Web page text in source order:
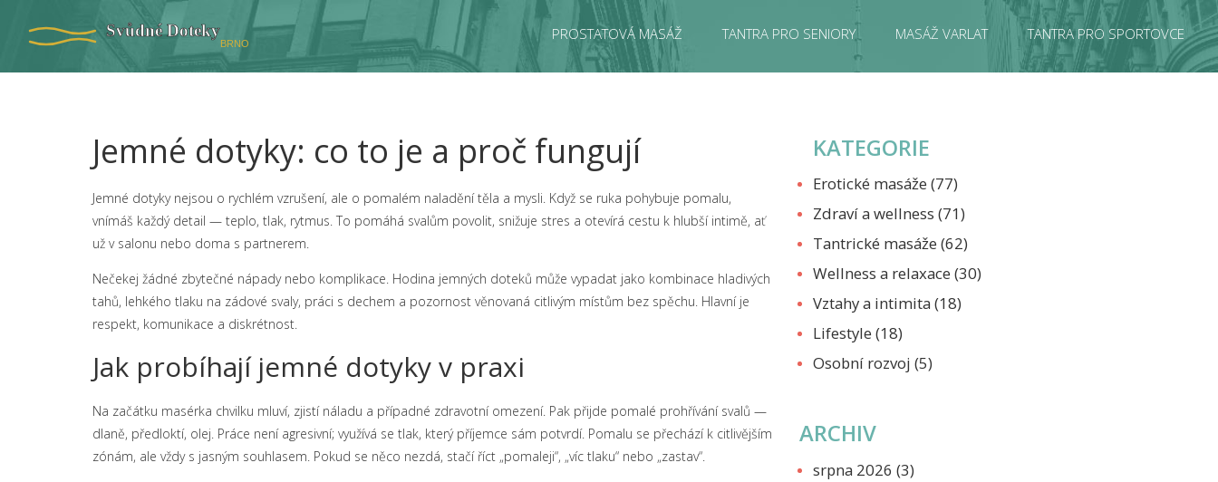
PROSTATOVÁ MASÁŽ TANTRA PRO SENIORY MASÁŽ VARLAT TANTRA PRO SPORTOVCE
Jemné dotyky: co to je a proč fungují
Jemné dotyky nejsou o rychlém vzrušení, ale o pomalém naladění těla a mysli. Když se ruka pohybuje pomalu,
vnímáš každý detail — teplo, tlak, rytmus. To pomáhá svalům povolit, snižuje stres a otevírá cestu k hlubší intimě, ať
už v salonu nebo doma s partnerem.
Nečekej žádné zbytečné nápady nebo komplikace. Hodina jemných doteků může vypadat jako kombinace hladivých
tahů, lehkého tlaku na zádové svaly, práci s dechem a pozornost věnovaná citlivým místům bez spěchu. Hlavní je
respekt, komunikace a diskrétnost.
Jak probíhají jemné dotyky v praxi
Na začátku masérka chvilku mluví, zjistí náladu a případné zdravotní omezení. Pak přijde pomalé prohřívání svalů —
dlaně, předloktí, olej. Práce není agresivní; využívá se tlak, který příjemce sám potvrdí. Pomalu se přechází k citlivějším
zónám, ale vždy s jasným souhlasem. Pokud se něco nezdá, stačí říct „pomaleji“, „víc tlaku“ nebo „zastav“.
KATEGORIE
Erotické masáže (77)
Zdraví a wellness (71)
Tantrické masáže (62)
Wellness a relaxace (30)
Vztahy a intimita (18)
Lifestyle (18)
Osobní rozvoj (5)
ARCHIV
srpna 2026 (3)